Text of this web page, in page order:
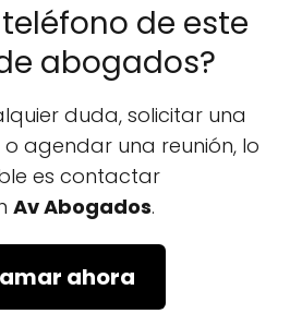
de este
abogados?
duda, solicitar una
agendar una reunión, lo
es contactar
Av Abogados.
ahora